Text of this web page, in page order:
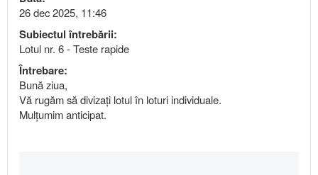
26 dec 2025, 11:46
Subiectul întrebării:
Lotul nr. 6 - Teste rapide
Întrebare:
Bună ziua,
Vă rugăm să divizați lotul în loturi individuale.
Mulțumim anticipat.